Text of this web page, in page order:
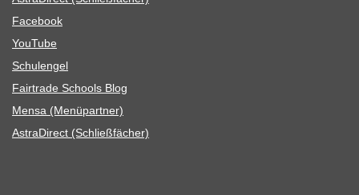
Face­book
You­Tube
Schul­en­gel
Fair­trade Schools Blog
Mensa (Menü­part­ner)
Astra­Di­rect (Schließ­fä­cher)